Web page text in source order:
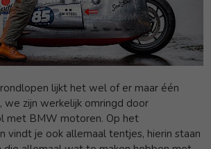
lijkt het wel of er maar één
zijn werkelijk omringd door
met BMW motoren. Op het
vindt je ook allemaal tentjes, hierin staan